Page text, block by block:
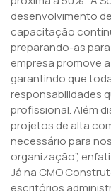
desenvolvimento
capacitação
preparando-as
empresa promove
garantindo que
responsabilidades
profissional. Além
projetos de alta
necessário para
organização”,
Já na CMO
escritórios